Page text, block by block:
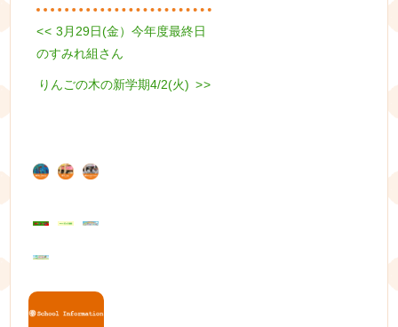
投
稿
ナ
ー
シ
ン
Previous
post:
<< 3月29日(金）今年度最終日
のすみれ組さん
Next
りんごの木の新学期4/2(火) >>